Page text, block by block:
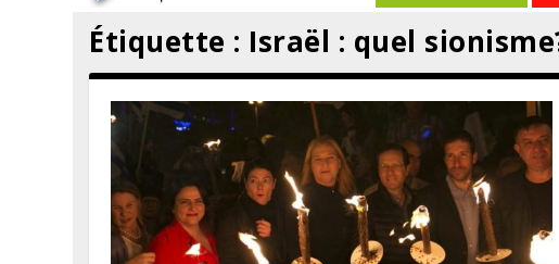
Étiquette : Israël : quel